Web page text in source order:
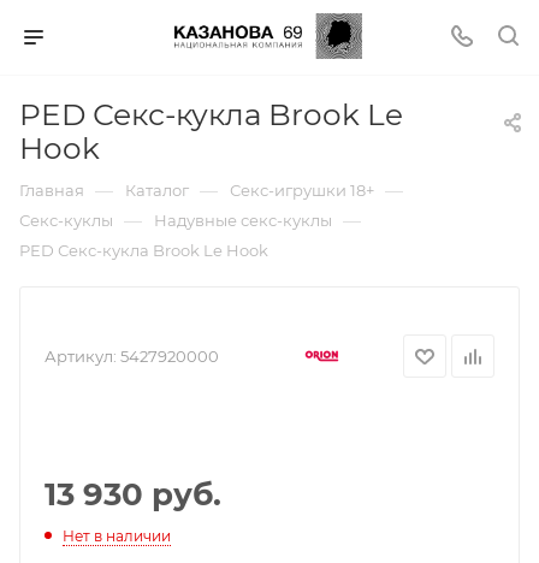
PED Секс-кукла Brook Le
Hook
Главная — Каталог — Секс-игрушки 18+ —
Секс-куклы — Надувные секс-куклы —
PED Секс-кукла Brook Le Hook
Артикул: 5427920000
13 930 руб.
Нет в наличии